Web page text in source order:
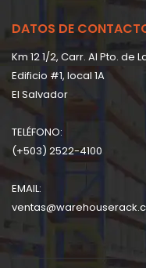
DATOS DE
Km 12 1/2, Carr. Al Pto. de
Edificio #1, local 1A
EI Salvador
TELÉFONO:
(+503) 2522-4100
EMAIL: